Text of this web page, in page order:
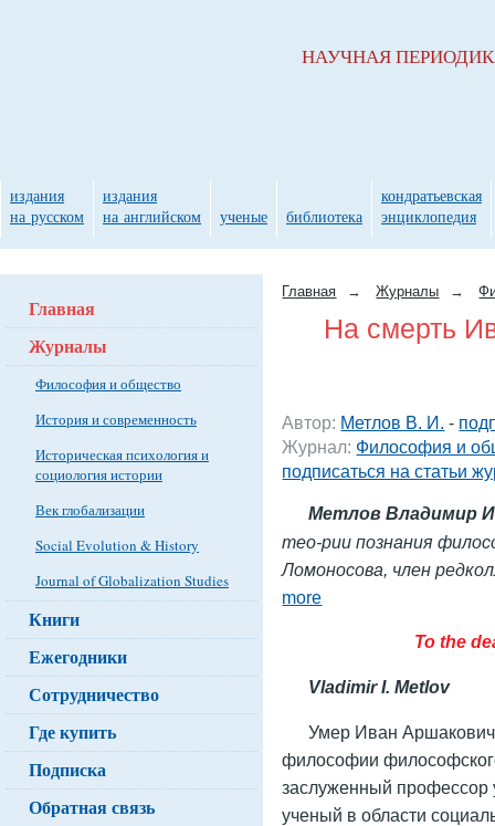
Главная → Журналы →
На смерть
Автор: Метлов В. И. -
Журнал: Философия и
подписаться на статьи
Метлов Владимир
тео-рии познания
Ломоносова, член
more
To the
Vladimir I. Metlov
Умер Иван
философии
заслуженный профессор
ученый в области
Главная
Журналы
Философия и общество
История и современность
Историческая психология и
социология истории
Век глобализации
Social Evolution & History
Journal of Globalization Studies
Книги
Ежегодники
Сотрудничество
Где купить
Подписка
Обратная связь
НАУЧНАЯ
издания
на русском
издания
на английском
ученые библиотека
кондратьевская
энциклопедия